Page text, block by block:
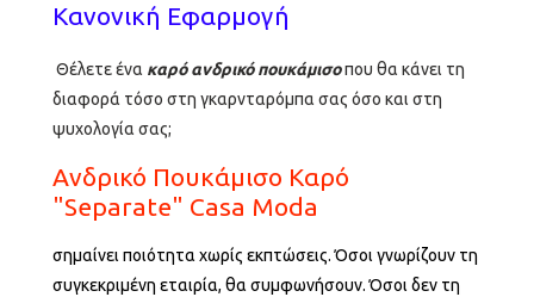
Κανονική Εφαρμογή
Θέλετε ένα καρό ανδρικό πουκάμισοπου θα κάνει τη
διαφορά τόσο στη γκαρνταρόμπα σας όσο και στη
ψυχολογία σας;
Ανδρικό Πουκάμισο Καρό
"Separate" Casa Moda
σημαίνει ποιότητα χωρίς εκπτώσεις. Όσοι γνωρίζουν τη
συγκεκριμένη εταιρία, θα συμφωνήσουν. Όσοι δεν τη